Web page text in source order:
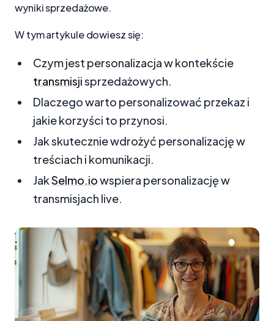
wyniki sprzedażowe.
W tym artykule dowiesz się:
Czym jest personalizacja w kontekście
transmisjisprzedażowych.
Dlaczego warto personalizować przekaz i
jakie korzyści to przynosi.
Jak skutecznie wdrożyć personalizację w
treściach i komunikacji.
JakSelmo.iowspiera personalizację w
transmisjach live.